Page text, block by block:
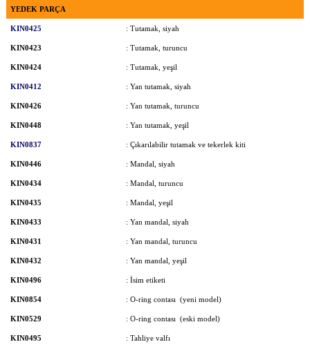
YEDEK PARÇA
KIN0425 : Tutamak, siyah
KIN0423 : Tutamak, turuncu
KIN0424 : Tutamak, yeşil
KIN0412 : Yan tutamak, siyah
KIN0426 : Yan tutamak, turuncu
KIN0448 : Yan tutamak, yeşil
KIN0837 : Çıkarılabilir tutamak ve tekerlek kiti
KIN0446 : Mandal, siyah
KIN0434 : Mandal, turuncu
KIN0435 : Mandal, yeşil
KIN0433 : Yan mandal, siyah
KIN0431 : Yan mandal, turuncu
KIN0432 : Yan mandal, yeşil
KIN0496 : İsim etiketi
KIN0854 : O-ring contası (yeni model)
KIN0529 : O-ring contası (eski model)
KIN0495 : Tahliye valfı